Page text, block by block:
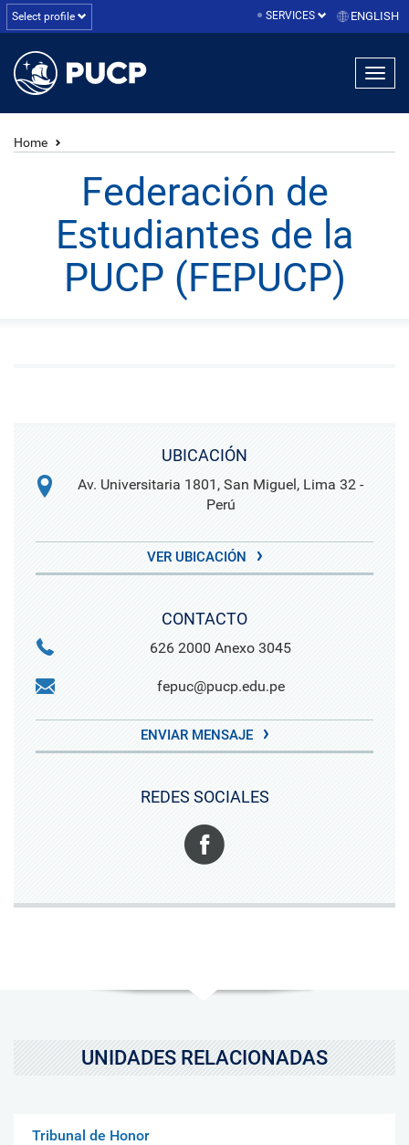
Select profile SERVICES ENGLISH
Home
Federación de
Estudiantes de la
PUCP (FEPUCP)
UBICACIÓN
Av. Universitaria 1801, San Miguel, Lima 32 -
Perú
VER UBICACIÓN
CONTACTO
626 2000 Anexo 3045
fepuc@pucp.edu.pe
ENVIAR MENSAJE
REDES SOCIALES
UNIDADES RELACIONADAS
Tribunal de Honor